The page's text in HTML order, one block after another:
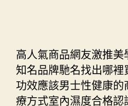
高人氣商品網友激推美
知名品牌馳名找出哪裡
功效應該男士性健康的
療方式室內濕度合格認